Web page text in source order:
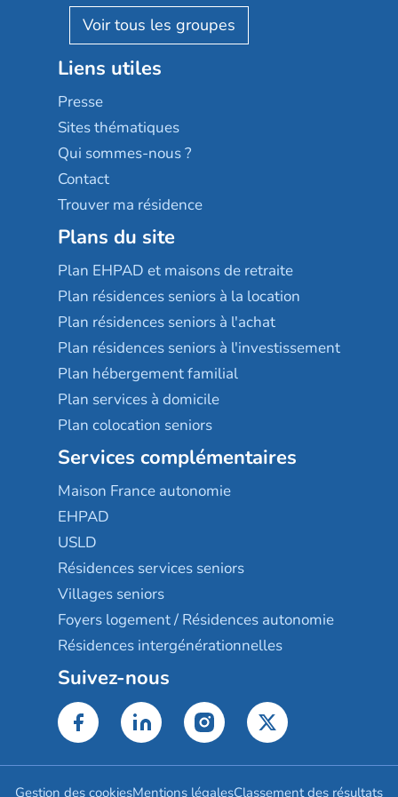
Reseda
Stella management
Les villages d'or
Sérénys
Résidences services Villa Médicis
Résidalya
Groupe aplus
Liens utiles
Presse
Sites thématiques
Qui sommes-nous ?
Contact
Trouver ma résidence
Plans du site
Plan EHPAD et maisons de retraite
Plan résidences seniors à la location
Plan résidences seniors à l'achat
Plan résidences seniors à l'investissement
Plan hébergement familial
Plan services à domicile
Plan colocation seniors
Services complémentaires
Maison France autonomie
EHPAD
USLD
Résidences services seniors
Villages seniors
Foyers logement / Résidences autonomie
Résidences intergénérationnelles
Suivez-nous
Gestion des cookiesMentions légalesClassement des résultats